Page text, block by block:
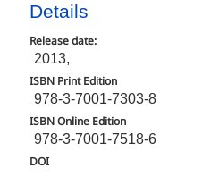
Details
Release date:
2013,
ISBN Print Edition
978-3-7001-7303-8
ISBN Online Edition
978-3-7001-7518-6
DOI